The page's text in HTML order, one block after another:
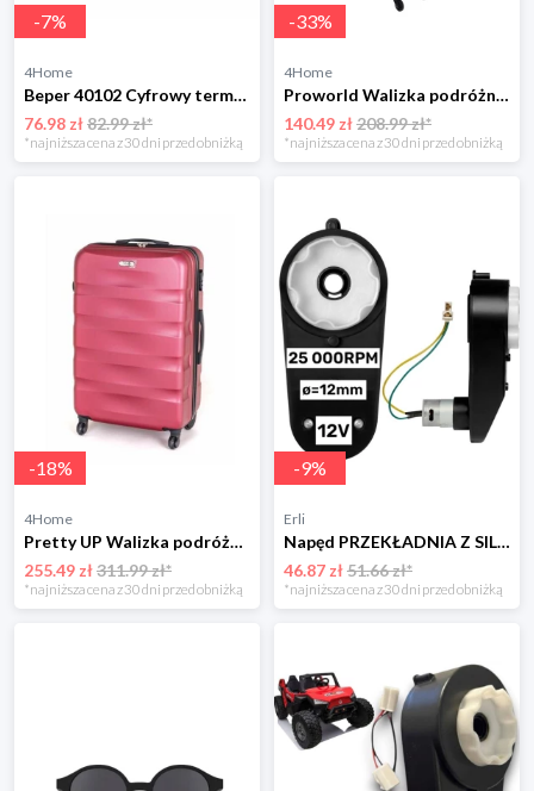
-7%
4Home
Beper 40102 Cyfrowy termometr douszny
76.98 zł82.99 zł*
*najniższa cena z 30 dni przed obniżką
-33%
4Home
Proworld Walizka podróżna 28 l, czerwony 4-Home
140.49 zł208.99 zł*
*najniższa cena z 30 dni przed obniżką
-18%
4Home
Pretty UP Walizka podróżna na kółkach ABS29, L,bordowa Pretty Up
255.49 zł311.99 zł*
*najniższa cena z 30 dni przed obniżką
-9%
Erli
Napęd PRZEKŁADNIA Z SILNIKIEM 12V/25000rpm/45W do pojazdów na akumulator
46.87 zł51.66 zł*
*najniższa cena z 30 dni przed obniżką